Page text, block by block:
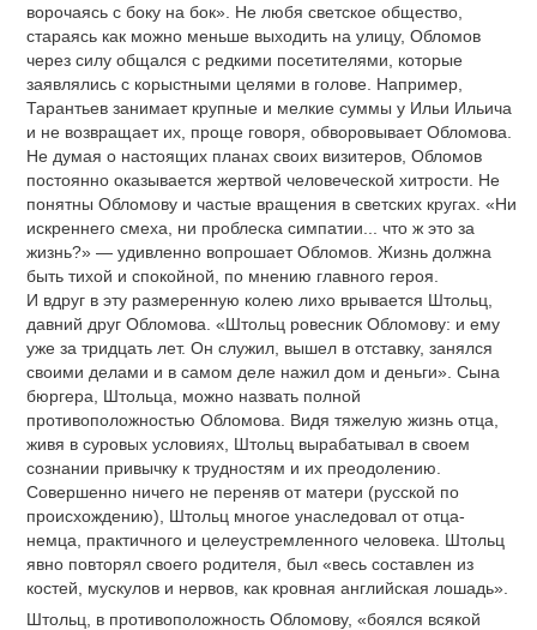
ворочаясь с боку на бок». Не любя светское общество,
стараясь как можно меньше выходить на улицу, Обломов
через силу общался с редкими посетителями, которые
заявлялись с корыстными целями в голове. Например,
Тарантьев занимает крупные и мелкие суммы у Ильи Ильича
и не возвращает их, проще говоря, обворовывает Обломова.
Не думая о настоящих планах своих визитеров, Обломов
постоянно оказывается жертвой человеческой хитрости. Не
понятны Обломову и частые вращения в светских кругах. «Ни
искреннего смеха, ни проблеска симпатии... что ж это за
жизнь?» — удивленно вопрошает Обломов. Жизнь должна
быть тихой и спокойной, по мнению главного героя.
И вдруг в эту размеренную колею лихо врывается Штольц,
давний друг Обломова. «Штольц ровесник Обломову: и ему
уже за тридцать лет. Он служил, вышел в отставку, занялся
своими делами и в самом деле нажил дом и деньги». Сына
бюргера, Штольца, можно назвать полной
противоположностью Обломова. Видя тяжелую жизнь отца,
живя в суровых условиях, Штольц вырабатывал в своем
сознании привычку к трудностям и их преодолению.
Совершенно ничего не переняв от матери (русской по
происхождению), Штольц многое унаследовал от отца-
немца, практичного и целеустремленного человека. Штольц
явно повторял своего родителя, был «весь составлен из
костей, мускулов и нервов, как кровная английская лошадь».
Штольц, в противоположность Обломову, «боялся всякой